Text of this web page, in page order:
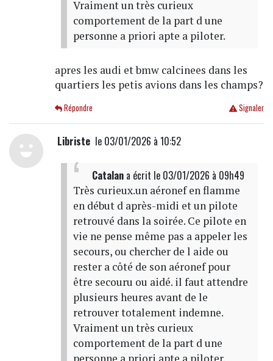
Vraiment un très curieux
comportement de la part d une
personne a priori apte a piloter.
apres les audi et bmw calcinees dans les
quartiers les petis avions dans les champs?
Signaler
Répondre
‎ Libriste‎ ‎ le 03/01/2026 à 10:52
Catalana écrit le 03/01/2026 à 09h49
Très curieux.un aéronef en flamme
en début d après-midi et un pilote
retrouvé dans la soirée. Ce pilote en
vie ne pense même pas a appeler les
secours, ou chercher de l aide ou
rester a côté de son aéronef pour
être secouru ou aidé. il faut attendre
plusieurs heures avant de le
retrouver totalement indemne.
Vraiment un très curieux
comportement de la part d une